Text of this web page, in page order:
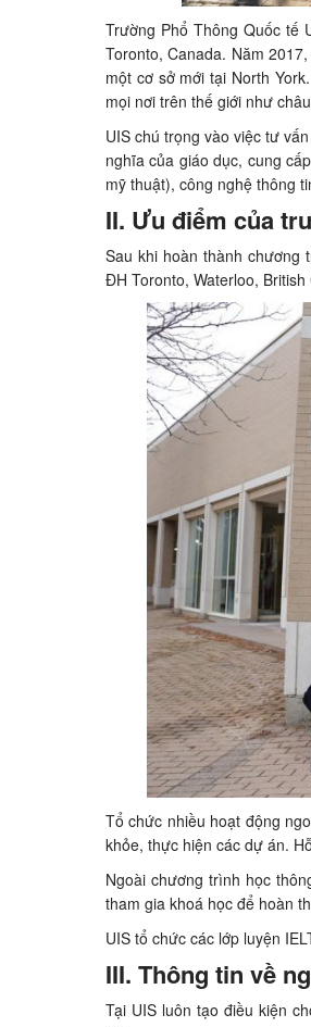
Trường Phổ Thông Quốc tế
Toronto, Canada. Năm
một cơ sở mới tại North
mọi nơi trên thế giới như
UIS chú trọng vào việc tư
nghĩa của giáo dục, cung
mỹ thuật), công nghệ thông
II. Ưu điểm của
Sau khi hoàn thành chương
ĐH Toronto, Waterloo,
Tổ chức nhiều hoạt động
khỏe, thực hiện các dự án.
Ngoài chương trình học
tham gia khoá học để hoàn
UIS tổ chức các lớp luyện
III. Thông tin về
Tại UIS luôn tạo điều kiện